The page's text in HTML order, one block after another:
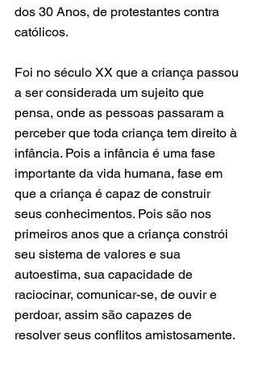
dos 30 Anos, de protestantes contra
católicos.
Foi no século XX que a criança passou
a ser considerada um sujeito que
pensa, onde as pessoas passaram a
perceber que toda criança tem direito à
infância. Pois a infância é uma fase
importante da vida humana, fase em
que a criança é capaz de construir
seus conhecimentos. Pois são nos
primeiros anos que a criança constrói
seu sistema de valores e sua
autoestima, sua capacidade de
raciocinar, comunicar-se, de ouvir e
perdoar, assim são capazes de
resolver seus conflitos amistosamente.